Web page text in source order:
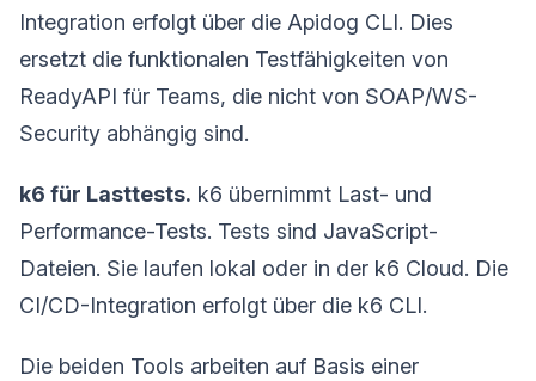
Integration erfolgt über die Apidog CLI. Dies
ersetzt die funktionalen Testfähigkeiten von
ReadyAPI für Teams, die nicht von SOAP/WS-
Security abhängig sind.
k6 für Lasttests. k6 übernimmt Last- und
Performance-Tests. Tests sind JavaScript-
Dateien. Sie laufen lokal oder in der k6 Cloud. Die
CI/CD-Integration erfolgt über die k6 CLI.
Die beiden Tools arbeiten auf Basis einer